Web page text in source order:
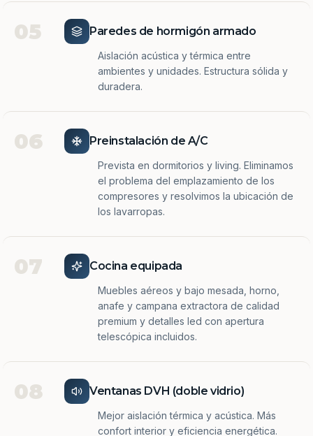
05 Paredes de hormigón armado
Aislación acústica y térmica entre
ambientes y unidades. Estructura sólida y
duradera.
06 Preinstalación de A/C
Prevista en dormitorios y living. Eliminamos
el problema del emplazamiento de los
compresores y resolvimos la ubicación de
los lavarropas.
07 Cocina equipada
Muebles aéreos y bajo mesada, horno,
anafe y campana extractora de calidad
premium y detalles led con apertura
telescópica incluidos.
08 Ventanas DVH (doble vidrio)
Mejor aislación térmica y acústica. Más
confort interior y eficiencia energética.